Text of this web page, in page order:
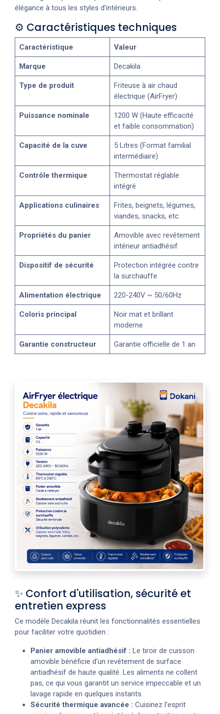
élégance à tous les styles d'intérieurs.
⚙️ Caractéristiques techniques
Caractéristique Valeur
Marque Decakila
Type de produit
Friteuse à air chaud
électrique (AirFryer)
Puissance nominale
1200 W (Haute efficacité
et faible consommation)
Capacité de la cuve
5 Litres (Format familial
intermédiaire)
Contrôle thermique
Thermostat réglable
intégré
Applications culinaires
Frites, beignets, légumes,
viandes, snacks, etc.
Propriétés du panier
Amovible avec revêtement
intérieur antiadhésif
Dispositif de sécurité
Protection intégrée contre
la surchauffe
Alimentation électrique 220-240V ~ 50/60Hz
Coloris principal
Noir mat et brillant
moderne
Garantie constructeur Garantie officielle de 1 an
✨ Confort d'utilisation, sécurité et
entretien express
Ce modèle Decakila réunit les fonctionnalités essentielles
pour faciliter votre quotidien :
Panier amovible antiadhésif : Le tiroir de cuisson
amovible bénéficie d'un revêtement de surface
antiadhésif de haute qualité. Les aliments ne collent
pas, ce qui vous garantit un service impeccable et un
lavage rapide en quelques instants.
Sécurité thermique avancée : Cuisinez l'esprit